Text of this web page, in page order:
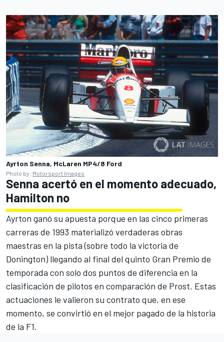
Ayrton Senna, McLaren MP4/8 Ford
Photo by: Motorsport Images
Senna acertó en el momento adecuado,
Hamilton no
Ayrton ganó su apuesta porque en las cinco primeras
carreras de 1993 materializó verdaderas obras
maestras en la pista (sobre todo la victoria de
Donington) llegando al final del quinto Gran Premio de
temporada con solo dos puntos de diferencia en la
clasificación de pilotos en comparación de Prost. Estas
actuaciones le valieron su contrato que, en ese
momento, se convirtió en el mejor pagado de la historia
de la F1.